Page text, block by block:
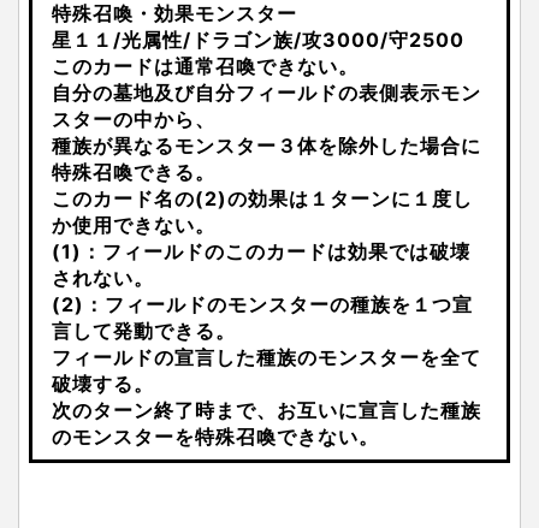
特殊召喚・効果モンスター
星１１/光属性/ドラゴン族/攻3000/守2500
このカードは通常召喚できない。
自分の墓地及び自分フィールドの表側表示モン
スターの中から、
種族が異なるモンスター３体を除外した場合に
特殊召喚できる。
このカード名の(2)の効果は１ターンに１度し
か使用できない。
(1)：フィールドのこのカードは効果では破壊
されない。
(2)：フィールドのモンスターの種族を１つ宣
言して発動できる。
フィールドの宣言した種族のモンスターを全て
破壊する。
次のターン終了時まで、お互いに宣言した種族
のモンスターを特殊召喚できない。